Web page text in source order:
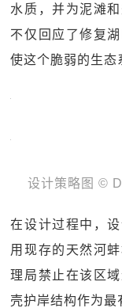
水质，并为泥滩
不仅回应了修复
使这个脆弱的生态
设计策略图 ©
在设计过程中，
用现存的天然河
理局禁止在该区
壳护岸结构作为最